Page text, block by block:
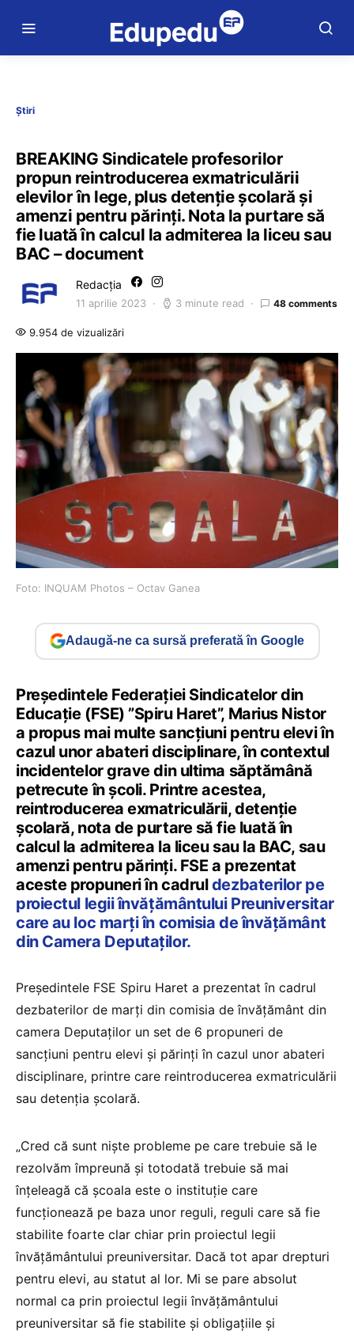
Știri
BREAKING Sindicatele profesorilor
propun reintroducerea exmatriculării
elevilor în lege, plus detenție școlară și
amenzi pentru părinți. Nota la purtare să
fie luată în calcul la admiterea la liceu sau
BAC – document
Redacția
11 aprilie 2023 3 minute read 48 comments
9.954 de vizualizări
Foto: INQUAM Photos – Octav Ganea
Adaugă-ne ca sursă preferată în Google
Președintele Federației Sindicatelor din
Educație (FSE) ”Spiru Haret”, Marius Nistor
a propus mai multe sancțiuni pentru elevi în
cazul unor abateri disciplinare, în contextul
incidentelor grave din ultima săptămână
petrecute în școli. Printre acestea,
reintroducerea exmatriculării, detenție
școlară, nota de purtare să fie luată în
calcul la admiterea la liceu sau la BAC, sau
amenzi pentru părinți. FSE a prezentat
aceste propuneri în cadruldezbaterilor pe
proiectul legii învățământului Preuniversitar
care au loc marți în comisia de învățământ
din Camera Deputaților.
Președintele FSE Spiru Haret a prezentat în cadrul
dezbaterilor de marți din comisia de învățământ din
camera Deputaților un set de 6 propuneri de
sancțiuni pentru elevi și părinți în cazul unor abateri
disciplinare, printre care reintroducerea exmatriculării
sau detenția școlară.
„Cred că sunt niște probleme pe care trebuie să le
rezolvăm împreună și totodată trebuie să mai
înțeleagă că școala este o instituție care
funcționează pe baza unor reguli, reguli care să fie
stabilite foarte clar chiar prin proiectul legii
învățământului preuniversitar. Dacă tot apar drepturi
pentru elevi, au statut al lor. Mi se pare absolut
normal ca prin proiectul legii învățământului
preuniversitar să fie stabilite și obligațiile și